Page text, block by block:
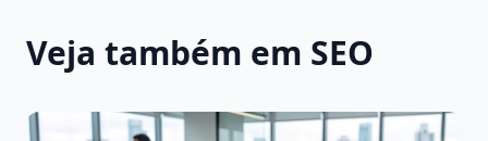
Veja também em SEO